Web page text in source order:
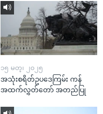
၁၅ မတ္၊ ၂၀၂၅
အသုံးစရိတ်ဥပဒေကြမ်း ကန်
အထက်လွှတ်တော် အတည်ပြု